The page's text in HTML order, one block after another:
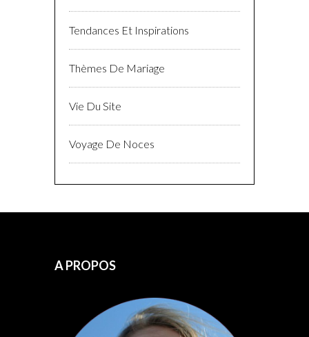
Tendances Et Inspirations
Thèmes De Mariage
Vie Du Site
Voyage De Noces
A PROPOS